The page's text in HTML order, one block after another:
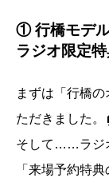
① 行橋モデ
ラジオ限定
まずは「行橋
ただきました。
そして……ラジ
「来場予約特